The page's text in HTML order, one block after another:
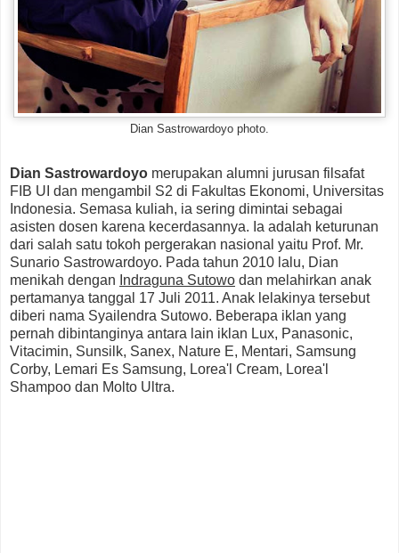
Dian Sastrowardoyo photo.
Dian Sastrowardoyo merupakan alumni jurusan filsafat
FIB UI dan mengambil S2 di Fakultas Ekonomi, Universitas
Indonesia. Semasa kuliah, ia sering dimintai sebagai
asisten dosen karena kecerdasannya. Ia adalah keturunan
dari salah satu tokoh pergerakan nasional yaitu Prof. Mr.
Sunario Sastrowardoyo. Pada tahun 2010 lalu, Dian
menikah dengan Indraguna Sutowo dan melahirkan anak
pertamanya tanggal 17 Juli 2011. Anak lelakinya tersebut
diberi nama Syailendra Sutowo. Beberapa iklan yang
pernah dibintanginya antara lain iklan Lux, Panasonic,
Vitacimin, Sunsilk, Sanex, Nature E, Mentari, Samsung
Corby, Lemari Es Samsung, Lorea'l Cream, Lorea'l
Shampoo dan Molto Ultra.